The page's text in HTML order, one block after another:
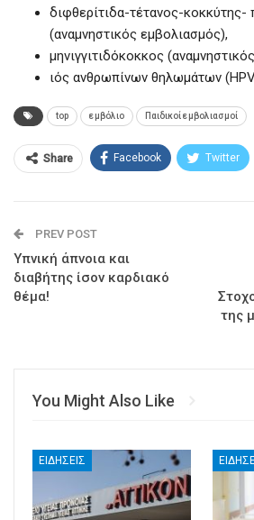
διφθερίτιδα-τέτανος-κοκκύτης-
(αναμνηστικός εμβολιασμός),
μηνιγγιτιδόκοκκος
ιός ανθρωπίνων θηλωμάτων
top εμβόλιο Παιδικοί εμβολιασμοί
Share Facebook Twitter
PREV POST
Υπνική άπνοια και
διαβήτης ίσον καρδιακό
θέμα!
της
You Might Also Like
ΕΙΔΉΣΕΙΣ